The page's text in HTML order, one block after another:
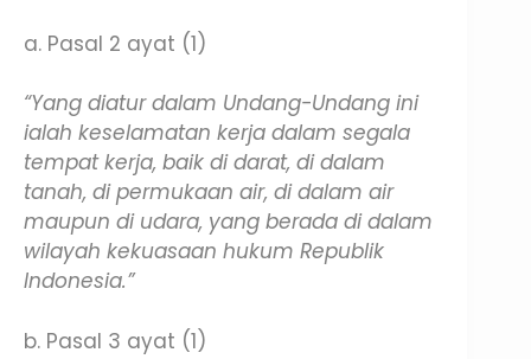
a. Pasal 2 ayat (1)
“Yang diatur dalam Undang-Undang ini
ialah keselamatan kerja dalam segala
tempat kerja, baik di darat, di dalam
tanah, di permukaan air, di dalam air
maupun di udara, yang berada di dalam
wilayah kekuasaan hukum Republik
Indonesia.”
b. Pasal 3 ayat (1)